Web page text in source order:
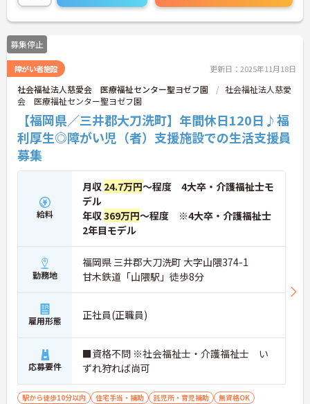
募集停止
障がい者施設 更新日：2025年11月18日
社会福祉法人慈愛会 医療福祉センター聖ヨゼフ園
社会福祉法人慈愛
会 医療福祉センター聖ヨゼフ園
【福岡県／三井郡大刀洗町】年間休日120日♪福
利厚生◎障がい児（者）支援施設での生活支援員
募集
給料
月収 24.7万円～程度 4大卒・介護福祉士モ
デル
年収369万円～程度 ※4大卒・介護福祉士
2年目モデル
勤務地
福岡県 三井郡大刀洗町 大字山隈374-1
甘木鉄道「山隈駅」徒歩8分
雇用形態 正社員(正職員)
応募要件
■資格不問 ※社会福祉士・介護福祉士 い
ずれ狩れば尚可
駅から徒歩10分以内 住宅手当・補助 託児所・育児補助
無資格OK